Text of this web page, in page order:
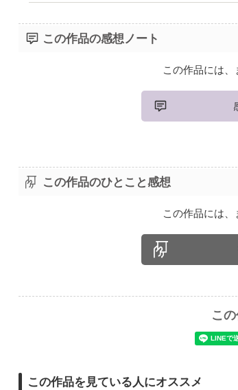
この作品の感想ノート
この作品には、
この作品のひとこと感想
この作品には、
こ
この作品を見ている人にオススメ